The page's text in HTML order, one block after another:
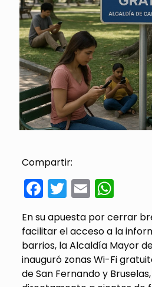
Compartir:
Facebook
Twitter
Email
En su apuesta por cerrar
facilitar el acceso a la
barrios, la Alcaldía Mayor
inauguró zonas Wi-Fi
de San Fernando y